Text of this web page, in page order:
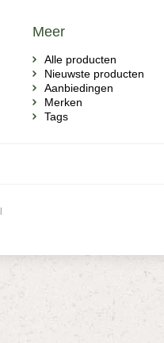
Meer
Alle producten
Nieuwste producten
Aanbiedingen
Merken
Tags